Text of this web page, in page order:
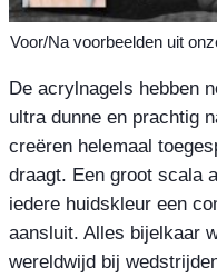
Voor/Na voorbeelden uit
De acrylnagels hebben
ultra dunne en prachtig
creëren helemaal
draagt. Een groot scala
iedere huidskleur een
aansluit. Alles bijelkaar
wereldwijd bij